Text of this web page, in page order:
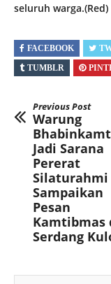
seluruh warga.(Red)
FACEBOOK
TUMBLR
Previous Post
Warung
Jadi Sarana
Pererat
Silaturahmi
Sampaikan
Pesan
Kamtibmas
Serdang